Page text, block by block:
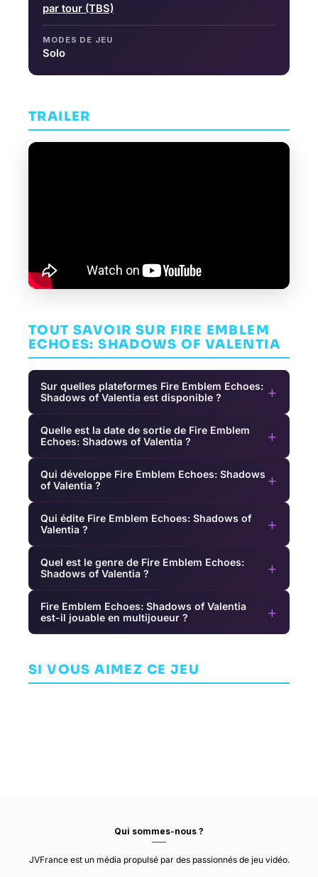
par tour (TBS)
MODES DE JEU
Solo
TRAILER
TOUT SAVOIR SUR FIRE EMBLEM
ECHOES: SHADOWS OF VALENTIA
Sur quelles plateformes Fire Emblem Echoes:
Shadows of Valentia est disponible ?
+
Quelle est la date de sortie de Fire Emblem
Echoes: Shadows of Valentia ?
+
Qui développe Fire Emblem Echoes: Shadows
of Valentia ?
+
Qui édite Fire Emblem Echoes: Shadows of
Valentia ?
+
Quel est le genre de Fire Emblem Echoes:
Shadows of Valentia ?
+
Fire Emblem Echoes: Shadows of Valentia
est-il jouable en multijoueur ?
+
SI VOUS AIMEZ CE JEU
Homefront:
The
DEEP SILVER
DAMBUSTER
Brotherhood
AVENTURE
Qui sommes-nous ?
JVFrance est un média propulsé par des passionnés de jeu vidéo.